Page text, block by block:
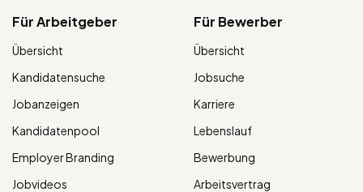
Für Arbeitgeber
Übersicht
Kandidatensuche
Jobanzeigen
Kandidatenpool
Employer Branding
Jobvideos
Für Bewerber
Übersicht
Jobsuche
Karriere
Lebenslauf
Bewerbung
Arbeitsvertrag